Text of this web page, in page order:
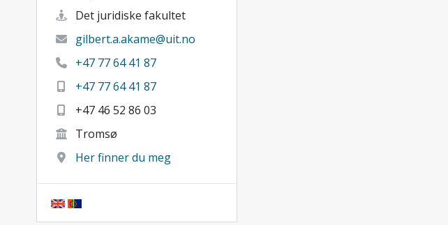
Det juridiske fakultet
gilbert.a.akame@uit.no
+47 77 64 41 87
+47 77 64 41 87
+47 46 52 86 03
Tromsø
Her finner du meg